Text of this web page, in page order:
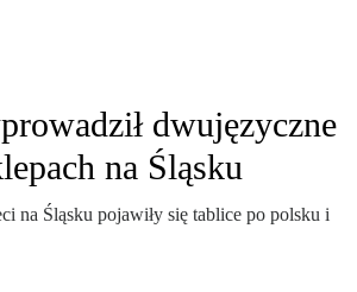
dwujęzyczne
na Śląsku
na Śląsku pojawiły się tablice po polsku i